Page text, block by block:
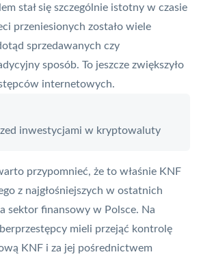
stał się szczególnie istotny w czasie
przeniesionych zostało wiele
sprzedawanych czy
sposób. To jeszcze zwiększyło
internetowych.
inwestycjami w kryptowaluty
przypomnieć, że to właśnie KNF
z najgłośniejszych w ostatnich
sektor finansowy w Polsce. Na
mieli przejąć kontrolę
KNF i za jej pośrednictwem